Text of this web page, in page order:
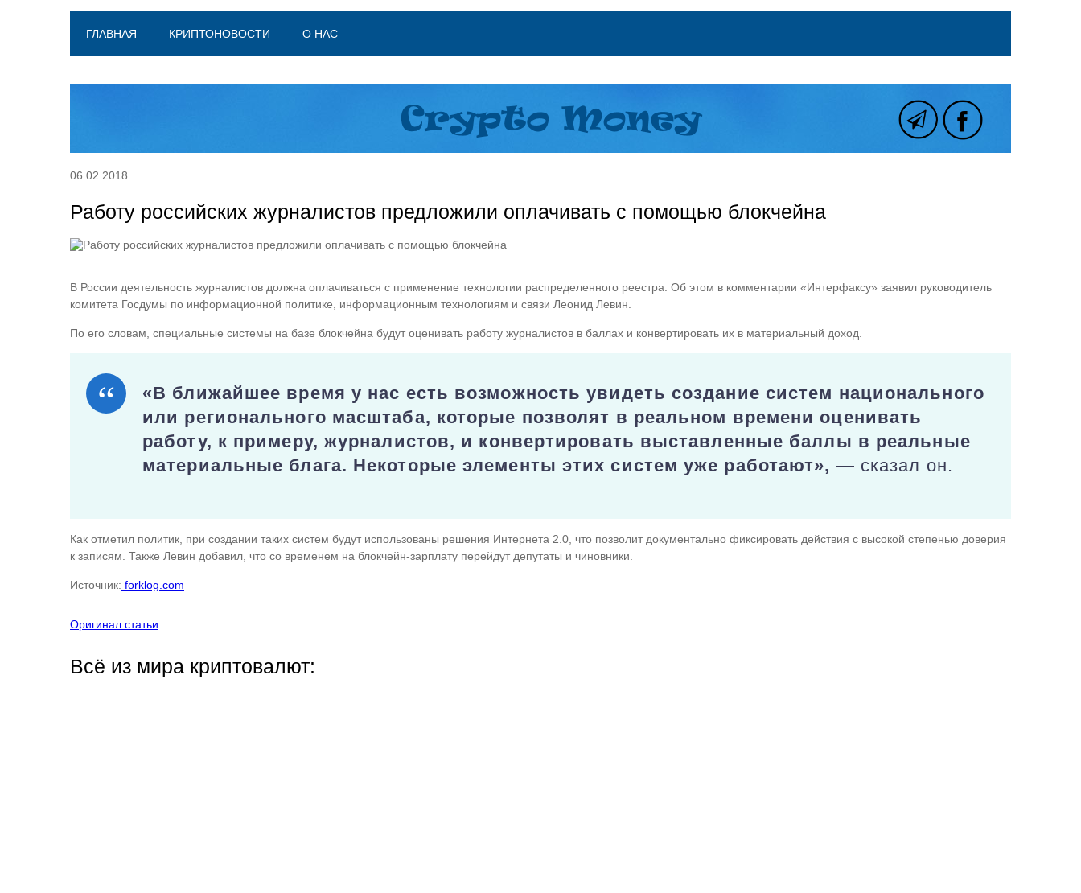
ГЛАВНАЯ КРИПТОНОВОСТИ О НАС
06.02.2018
Работу российских журналистов предложили оплачивать с помощью блокчейна
В России деятельность журналистов должна оплачиваться с применение технологии распределенного реестра. Об этом в комментарии «Интерфаксу» заявил руководитель
комитета Госдумы по информационной политике, информационным технологиям и связи Леонид Левин.
По его словам, специальные системы на базе блокчейна будут оценивать работу журналистов в баллах и конвертировать их в материальный доход.
«В ближайшее время у нас есть возможность увидеть создание систем национального
или регионального масштаба, которые позволят в реальном времени оценивать
работу, к примеру, журналистов, и конвертировать выставленные баллы в реальные
материальные блага. Некоторые элементы этих систем уже работают», — сказал он.
Как отметил политик, при создании таких систем будут использованы решения Интернета 2.0, что позволит документально фиксировать действия с высокой степенью доверия
к записям. Также Левин добавил, что со временем на блокчейн-зарплату перейдут депутаты и чиновники.
Источник: forklog.com
Оригинал статьи
Всё из мира криптовалют: